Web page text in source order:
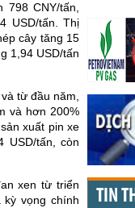
798 CNY/tấn,
USD/tấn. Thị
cây tăng 15
1,94 USD/tấn
từ đầu năm,
và hơn 200%
xuất pin xe
USD/tấn, còn
xen từ triển
kỳ vọng chính
TIN